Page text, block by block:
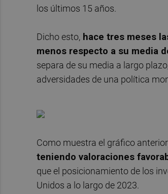
los últimos 15 años.
Dicho esto, hace tres meses
menos respecto a su media
separa de su media a largo
adversidades de una política
Como muestra el gráfico anterior
teniendo valoraciones
que el posicionamiento de los
Unidos a lo largo de 2023.